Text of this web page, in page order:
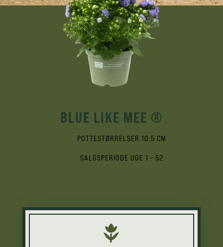
BLUE LIKE MEE ®
POTTESTØRRELSER 10.5 CM
SALGSPERIODE UGE 1 - 52